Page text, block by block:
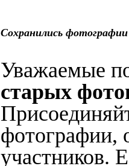
Сохранились
Уважаемые
старых
фотографии,
участников.